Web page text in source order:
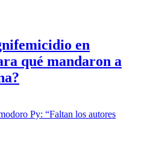
en
qué mandaron a